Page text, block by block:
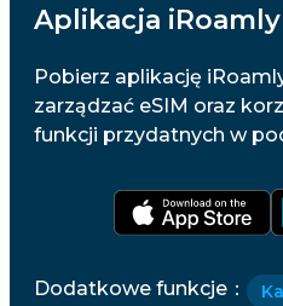
Aplikacja
Pobierz aplikację
zarządzać eSIM oraz
funkcji przydatnych w
Dodatkowe funkcje ：